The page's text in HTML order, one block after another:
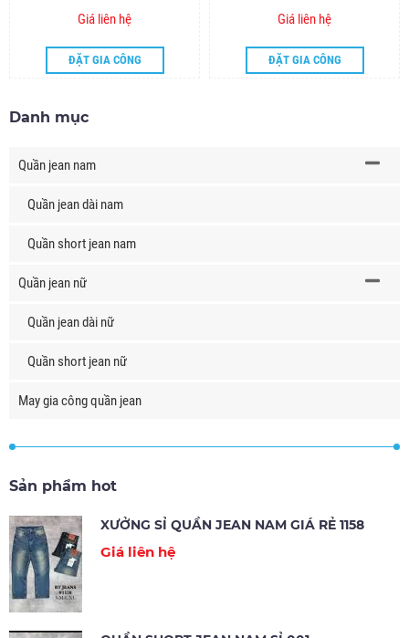
Giá liên hệ
ĐẶT GIA CÔNG
Giá liên hệ
ĐẶT GIA CÔNG
Danh mục
Quần jean nam
Quần jean dài nam
Quần short jean nam
Quần jean nữ
Quần jean dài nữ
Quần short jean nữ
May gia công quần jean
Sản phẩm hot
XƯỞNG SỈ QUẦN JEAN NAM GIÁ RẺ 1158
Giá liên hệ